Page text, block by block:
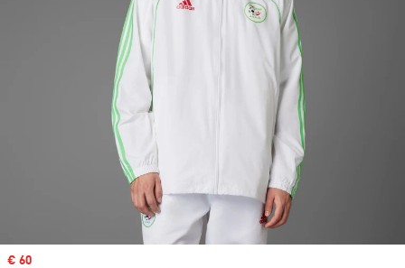
Precio de venta
€ 60